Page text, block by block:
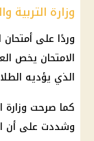
وزارة التربية
وردًا على أمتحان
الامتحان يخص
الذي يؤديه
كما صرحت وزارة
وشددت على أن